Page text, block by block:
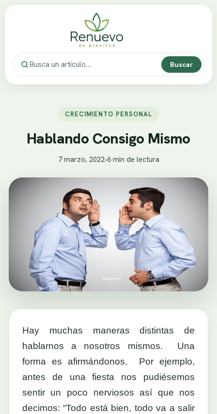
Buscar
CRECIMIENTO PERSONAL
Hablando Consigo Mismo
7 marzo, 2022•6 min de lectura
Hay muchas maneras distintas de
hablarnos a nosotros mismos. Una
forma es afirmándonos. Por ejemplo,
antes de una fiesta nos pudiésemos
sentir un poco nerviosos así que nos
decimos: “Todo está bien, todo va a salir